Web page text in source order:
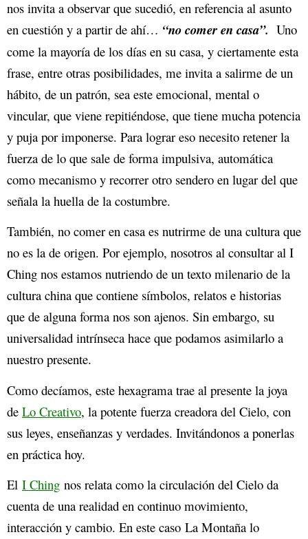
nos invita a observar que sucedió, en referencia al asunto
en cuestión y a partir de ahí… “no comer en casa”. Uno
come la mayoría de los días en su casa, y ciertamente esta
frase, entre otras posibilidades, me invita a salirme de un
hábito, de un patrón, sea este emocional, mental o
vincular, que viene repitiéndose, que tiene mucha potencia
y puja por imponerse. Para lograr eso necesito retener la
fuerza de lo que sale de forma impulsiva, automática
como mecanismo y recorrer otro sendero en lugar del que
señala la huella de la costumbre.
También, no comer en casa es nutrirme de una cultura que
no es la de origen. Por ejemplo, nosotros al consultar al I
Ching nos estamos nutriendo de un texto milenario de la
cultura china que contiene símbolos, relatos e historias
que de alguna forma nos son ajenos. Sin embargo, su
universalidad intrínseca hace que podamos asimilarlo a
nuestro presente.
Como decíamos, este hexagrama trae al presente la joya
de Lo Creativo, la potente fuerza creadora del Cielo, con
sus leyes, enseñanzas y verdades. Invitándonos a ponerlas
en práctica hoy.
El I Ching nos relata como la circulación del Cielo da
cuenta de una realidad en continuo movimiento,
interacción y cambio. En este caso La Montaña lo